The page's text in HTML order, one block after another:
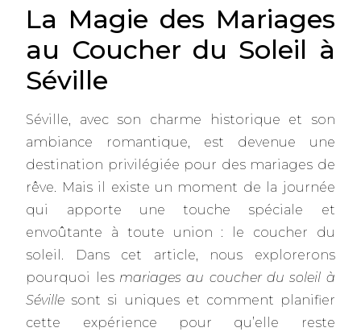
La Magie des Mariages
au Coucher du Soleil à
Séville
Séville, avec son charme historique et son
ambiance romantique, est devenue une
destination privilégiée pour des mariages de
rêve. Mais il existe un moment de la journée
qui apporte une touche spéciale et
envoûtante à toute union : le coucher du
soleil. Dans cet article, nous explorerons
pourquoi les mariages au coucher du soleil à
Séville sont si uniques et comment planifier
cette expérience pour qu’elle reste